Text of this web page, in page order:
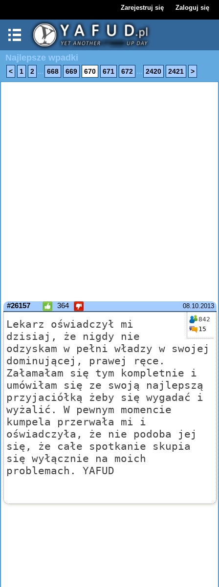
Zarejestruj się Zaloguj się
Najlepsze wpadki
< 1 2 ... 668 669 670 671 672 ... 2420 2421 >
08.10.2013
#26157 364
842
15
Lekarz oświadczył mi
dzisiaj, że nigdy nie
odzyskam w pełni władzy w swojej
dominującej, prawej ręce.
Załamałam się tym kompletnie i
umówiłam się ze swoją najlepszą
przyjaciółką żeby się wygadać i
wyżalić. W pewnym momencie
kumpela przerwała mi i
oświadczyła, że nie podoba jej
się, że całe spotkanie skupia
się wyłącznie na moich
problemach. YAFUD